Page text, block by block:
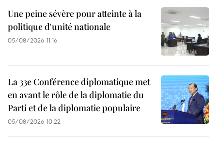
Une peine sévère pour atteinte à la
politique d'unité nationale
05/08/2026 11:16
La 33e Conférence diplomatique met
en avant le rôle de la diplomatie du
Parti et de la diplomatie populaire
05/08/2026 10:22